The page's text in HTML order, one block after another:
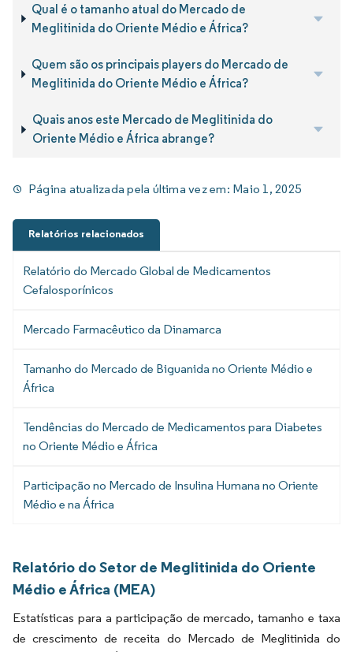
Qual é o tamanho atual do Mercado de
Meglitinida do Oriente Médio e África?
Quem são os principais players do Mercado de
Meglitinida do Oriente Médio e África?
Quais anos este Mercado de Meglitinida do
Oriente Médio e África abrange?
Página atualizada pela última vez em: Maio 1, 2025
Relatórios relacionados
Relatório do Mercado Global de Medicamentos
Cefalosporínicos
Mercado Farmacêutico da Dinamarca
Tamanho do Mercado de Biguanida no Oriente Médio e
África
Tendências do Mercado de Medicamentos para Diabetes
no Oriente Médio e África
Participação no Mercado de Insulina Humana no Oriente
Médio e na África
Relatório do Setor de Meglitinida do Oriente
Médio e África (MEA)
Estatísticas para a participação de mercado, tamanho e taxa
de crescimento de receita do Mercado de Meglitinida do